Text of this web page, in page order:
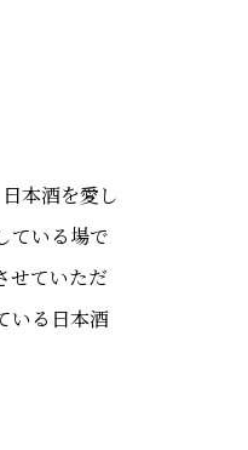
本酒を愛し
ている場で
せていただ
いる日本酒